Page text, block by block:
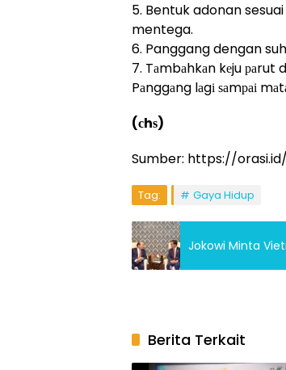
5. Bentuk adonan
mentega.
6. Panggang dengan
7. Tаmbаhkаn kеju раrut
Pаnggаng lаgі ѕаmраі
(сhѕ)
Sumber: https://
Tag: Gaya Hidup
Jokowi Minta
Berita Terkait